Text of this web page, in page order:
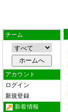
チーム
アカウント
ログイン
新規登録
新着情報